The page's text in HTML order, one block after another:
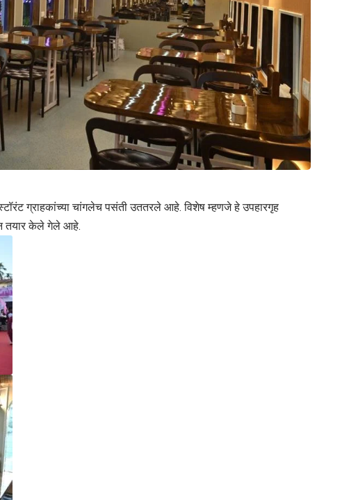
ग्राहकांच्या चांगलेच पसंती उततरले आहे. विशेष म्हणजे हे उपहारगृह
तयार केले गेले आहे.